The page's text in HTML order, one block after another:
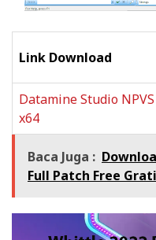
Link Download
Datamine Studio NPVS
x64
Baca Juga :
Full Patch Free